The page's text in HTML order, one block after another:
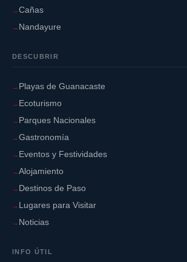
Cañas
Nandayure
DESCUBRIR
Playas de Guanacaste
Ecoturismo
Parques Nacionales
Gastronomía
Eventos y Festividades
Alojamiento
Destinos de Paso
Lugares para Visitar
Noticias
INFO ÚTIL